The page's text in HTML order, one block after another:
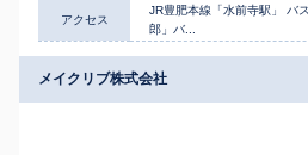
アクセス
JR豊肥本線「水前寺駅」 バ
郎」バ...
メイクリブ株式会社